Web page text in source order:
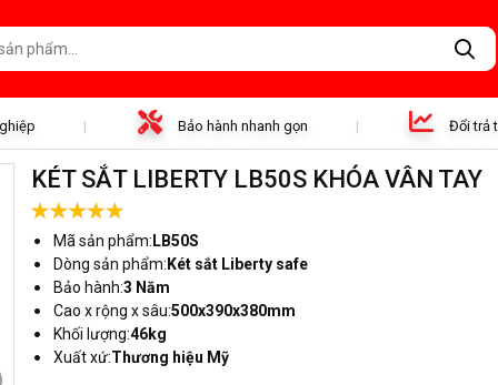
Bảo hành nhanh gọn Đổi trả
KÉT SẮT LIBERTY LB50S KHÓA VÂN TAY
Mã sản phẩm: LB50S
Dòng sản phẩm: Két sắt Liberty safe
Bảo hành:3 Năm
Cao x rộng x sâu:500x390x380mm
Khối lượng:46kg
Xuất xứ:Thương hiệu Mỹ